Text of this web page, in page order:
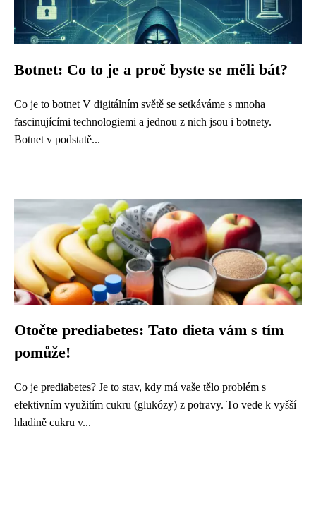
Botnet: Co to je a proč byste se měli bát?
Co je to botnet V digitálním světě se setkáváme s mnoha
fascinujícími technologiemi a jednou z nich jsou i botnety.
Botnet v podstatě...
Otočte prediabetes: Tato dieta vám s tím
pomůže!
Co je prediabetes? Je to stav, kdy má vaše tělo problém s
efektivním využitím cukru (glukózy) z potravy. To vede k vyšší
hladině cukru v...